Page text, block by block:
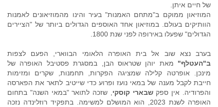
של חיים איתן.
המוזיאון ממוקם ב"מתחם האמנות" בעיר והינו מהמוזיאונים לאמנות
הוותיקים בעולם. במוזיאון אחד האוספים הגדולים ביותר של "הציירים
הגדולים" שפעלו באירופה לפני שנת 1800.
בערב נצא שוב אל בית האופרה הלאומי הבווארי, הפעם לצפות
ב"העטלף" מאת יוהן שטראוס הבן, במסגרת פסטיבל האופרה של
מינכן. אופרטה קלילה שמציגה הפקרות, תחמנות, שקרים ומזימות
חייבת לקבל מענה של במאי נועז ופרוע כדי שייטיב לתאר את הפארסה
והפרודיה. אין ספקשבארי קוסקי , שזכה לתואר "במאי השנה" בתחום
האופרה לשנת 2023, הוא המושלם למשימה. בתפקיד רוזלינדה נזכה